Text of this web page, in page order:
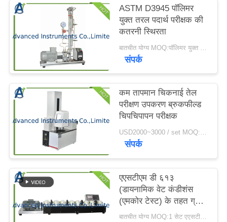
करें
साइटमैप
PRIVACY
POLICY
ASTM D3945 पॉलिमर
युक्त तरल पदार्थ परीक्षक की
कतरनी स्थिरता
बातचीत योग्य MOQ:पॉलिमर युक्त तरल पदार्थ परीक्षक की 1 सेट कतरनी स्थिरता
संपर्क
कम तापमान चिकनाई तेल
परीक्षण उपकरण ब्रुकफील्ड
चिपचिपापन परीक्षक
USD2000~3000 / set MOQ:1 सेट
संपर्क
एएसटीएम डी ६१३
(डायनामिक वेट कंडीशंस
(एमकोर टेस्ट) के तहत ग्रीस
परीक्षण उपकरण
बातचीत योग्य MOQ:1 सेट एएसटीएम डी६१३८ ग्रीस परीक्षण उपकरण